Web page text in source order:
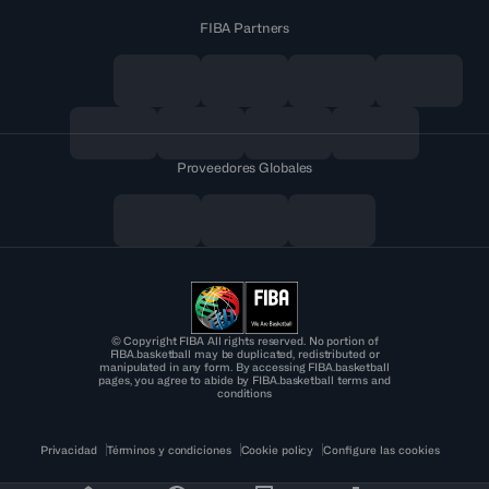
FIBA Partners
Proveedores Globales
© Copyright FIBA All rights reserved. No portion of
FIBA.basketball may be duplicated, redistributed or
manipulated in any form. By accessing FIBA.basketball
pages, you agree to abide by FIBA.basketball terms and
conditions
Privacidad Términos y condiciones Cookie policy Configure las cookies